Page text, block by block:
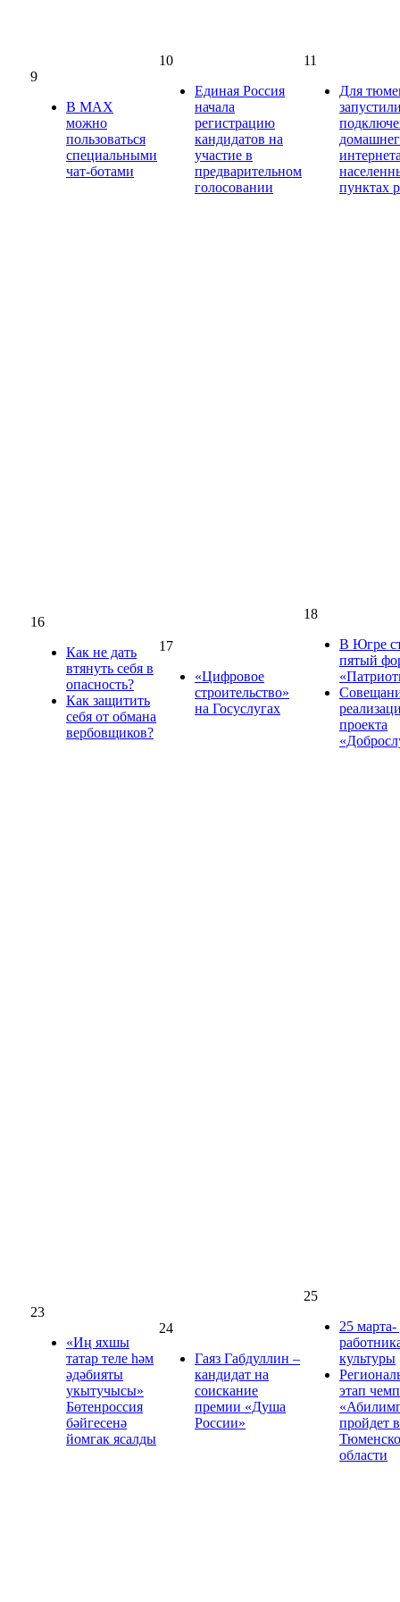
9
В МАХ
можно
пользоваться
специальными
чат-ботами
10
Единая Россия
начала
регистрацию
кандидатов на
участие в
предварительном
голосовании
11
Для
пунктах
16
Как не дать
втянуть себя в
опасность?
Как защитить
себя от обмана
вербовщиков?
17
«Цифровое
строительство»
на Госуслугах
18
В Югре
пятый
проекта
23
«Иң яхшы
татар теле һәм
әдәбияты
укытучысы»
Бөтенроссия
бәйгесенә
йомгак ясалды
24
Гаяз Габдуллин –
кандидат на
соискание
премии «Душа
России»
25
25
культуры
этап
пройдет в
области